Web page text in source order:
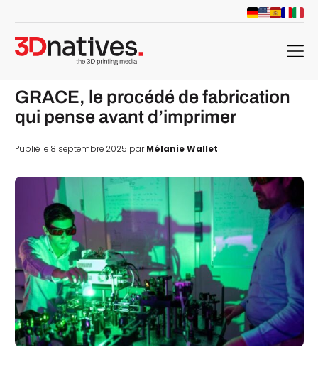
menu
GRACE, le procédé de fabrication
qui pense avant d’imprimer
Publié le 8 septembre 2025 parMélanie Wallet